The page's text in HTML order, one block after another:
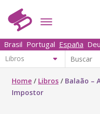
Brasil Portugal España
Home / Libros / Balaão –
Impostor